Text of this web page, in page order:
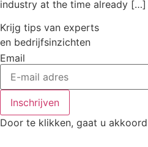
industry at the time already […]
Krijg tips van experts
en bedrijfsinzichten
Email
Inschrijven
Door te klikken, gaat u